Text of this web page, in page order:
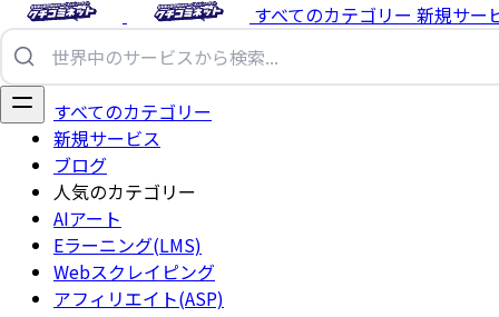
すべてのカテゴリー 新規サー
すべてのカテゴリー
新規サービス
ブログ
人気のカテゴリー
AIアート
Eラーニング(LMS)
Webスクレイピング
アフィリエイト(ASP)